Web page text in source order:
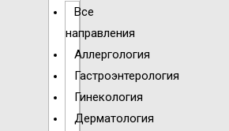
Все
направления
Аллергология
Гастроэнтерология
Гинекология
Дерматология